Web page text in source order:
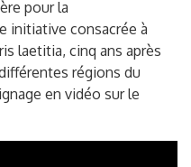
pour la
initiative consacrée à
laetitia, cinq ans après
régions du
en vidéo sur le